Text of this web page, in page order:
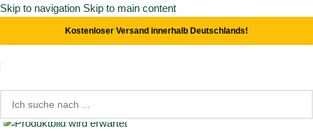
Skip to navigation Skip to main content
Kostenloser Versand innerhalb Deutschlands!
Start/ Kunst- & Kulturgeschichte
Click to enlarge